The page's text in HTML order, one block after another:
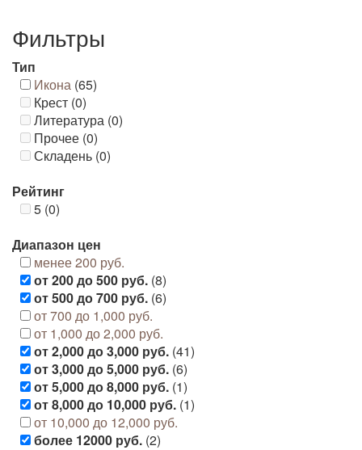
Фильтры
Тип
Икона (65)
Крест (0)
Литература (0)
Прочее (0)
Складень (0)
Рейтинг
5 (0)
Диапазон цен
менее 200 руб.
от 200 до 500 руб. (8)
от 500 до 700 руб. (6)
от 700 до 1,000 руб.
от 1,000 до 2,000 руб.
от 2,000 до 3,000 руб. (41)
от 3,000 до 5,000 руб. (6)
от 5,000 до 8,000 руб. (1)
от 8,000 до 10,000 руб. (1)
от 10,000 до 12,000 руб.
более 12000 руб. (2)